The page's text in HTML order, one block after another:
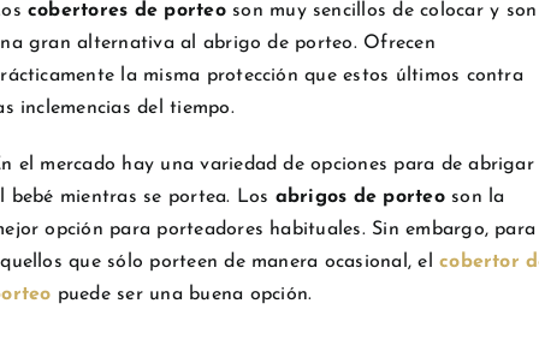
cobertores de porteoson muy sencillos de colocar y son
gran alternativa al abrigo de porteo. Ofrecen
la misma protección que estos últimos contra
inclemencias del tiempo.
el mercado hay una variedad de opciones para de abrigar
bebé mientras se portea. Los abrigos de porteoson la
opción para porteadores habituales. Sin embargo, para
que sólo porteen de manera ocasional, elcobertor
puede ser una buena opción.